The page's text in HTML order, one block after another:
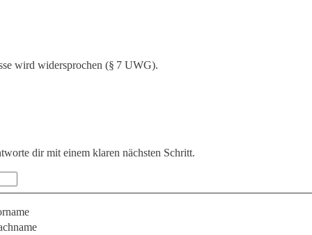
wird widersprochen (§ 7 UWG).
dir mit einem klaren nächsten Schritt.